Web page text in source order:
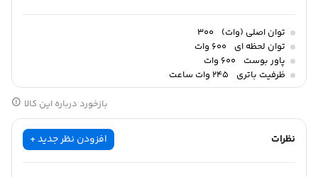
توان اصلی (وات)
300
توان لحظه ای
600 وات
پاور بوست
600 وات
ظرفیت باتری
245 وات ساعت
بازخورد درباره این کالا
نظرات افزودن نظر جدید +